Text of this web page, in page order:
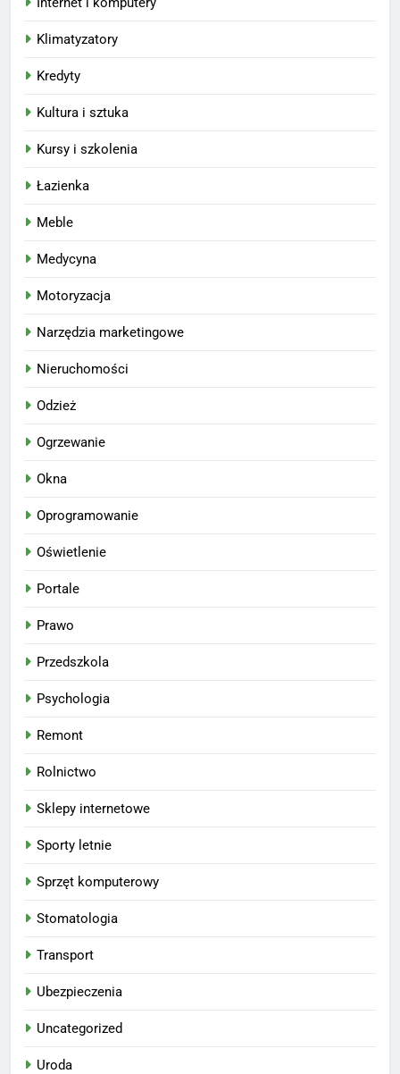
Klimatyzatory
Kredyty
Kultura i sztuka
Kursy i szkolenia
Łazienka
Meble
Medycyna
Motoryzacja
Narzędzia marketingowe
Nieruchomości
Odzież
Ogrzewanie
Okna
Oprogramowanie
Oświetlenie
Portale
Prawo
Przedszkola
Psychologia
Remont
Rolnictwo
Sklepy internetowe
Sporty letnie
Sprzęt komputerowy
Stomatologia
Transport
Ubezpieczenia
Uncategorized
Uroda